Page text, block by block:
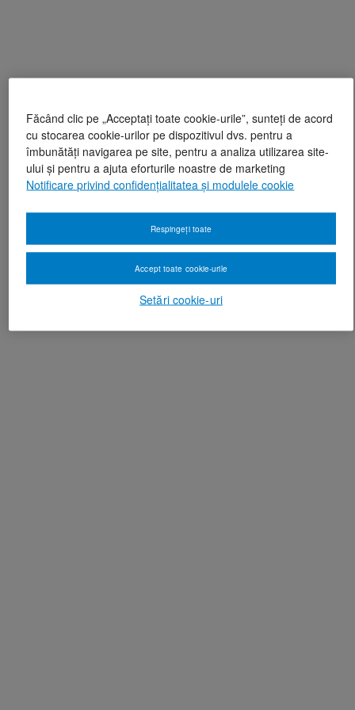
Făcând clic pe „Acceptați toate cookie-urile”, sunteți de acord
cu stocarea cookie-urilor pe dispozitivul dvs. pentru a
îmbunătăți navigarea pe site, pentru a analiza utilizarea site-
ului și pentru a ajuta eforturile noastre de marketing
Notificare privind confidențialitatea și modulele cookie
Setări cookie-uri
Respingeți toate
Accept toate cookie-urile